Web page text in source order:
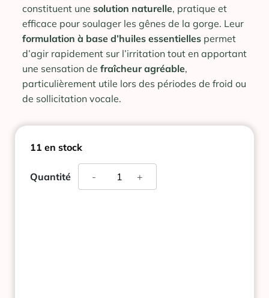
constituent une solution naturelle, pratique et
efficace pour soulager les gênes de la gorge. Leur
formulation à base d’huiles essentielles permet
d’agir rapidement sur l’irritation tout en apportant
une sensation de fraîcheur agréable,
particulièrement utile lors des périodes de froid ou
de sollicitation vocale.
11 en stock
Quantité +
quantité
-